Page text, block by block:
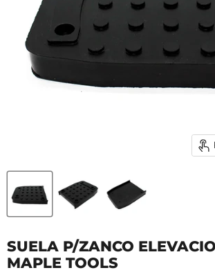
SUELA P/ZANCO
MAPLE TOOLS